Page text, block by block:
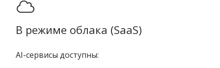
В режиме облака (SaaS)
AI-сервисы доступны: